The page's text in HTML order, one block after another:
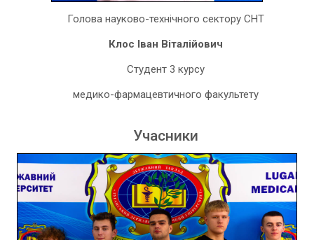
Голова науково-технічного сектору СНТ
Клос Іван Віталійович
Студент 3 курсу
медико-фармацевтичного факультету
Учасники